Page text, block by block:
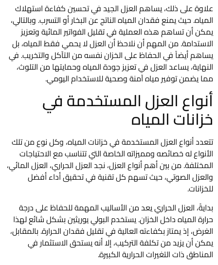
علاوة على ذلك، يساهم العزل الجيد في تحسين كفاءة استهلاك
المياه. حيث يمنع فقدان المياه الناتج عن البخار أو التسرب. وبالتالي،
يمكن أن تساهم هذه العملية في تقليل الفواتير المائية وتعزيز
الاستدامة. من المهم أن نلاحظ أن العزل لا يحمي فقط المياه، بل
يساهم أيضاً في الحفاظ على الخزان نفسه من التآكل والتخريب. في
النهاية، يساعد العزل في تعزيز جودة المياه وحمايتها من التلوث،
مما يضمن توفير مياه آمنة وصحية للاستخدام اليومي.
أنواع العزل المستخدمة في
خزانات المياه
تتعدد أنواع العزل المستخدمة في خزانات المياه، وكل نوع من تلك
الأنواع له خصائصه ومميزاته الخاصة التي تتناسب مع الاحتياجات
المختلفة. من بين أهم أنواع العزل، نجد العزل الحراري، العزل المائي،
والعزل الصوتي، حيث تسهم كل تقنية في تحقيق أداء أفضل
للخزانات.
بدايةً، العزل الحراري يعد من الأساليب المهمة للحفاظ على درجة
حرارة المياه داخل الخزان. يستخدم البولي يوريثين بشكل شائع لهذا
الغرض، إذ يمتاز بكفاءته العالية في تقليل فقدان الحرارة. بالمقابل،
يمكن أن يزيد من تكلفة التركيب، إلا أنه يستحق الاستثمار في
المناطق ذات التغيرات الحرارية الكبيرة.